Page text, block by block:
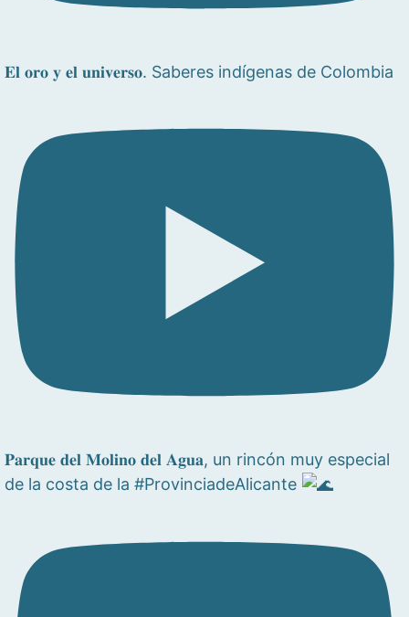
𝐄𝐥 𝐨𝐫𝐨 𝐲 𝐞𝐥 𝐮𝐧𝐢𝐯𝐞𝐫𝐬𝐨. Saberes indígenas de Colombia
𝐏𝐚𝐫𝐪𝐮𝐞 𝐝𝐞𝐥 𝐌𝐨𝐥𝐢𝐧𝐨 𝐝𝐞𝐥 𝐀𝐠𝐮𝐚, un rincón muy especial
de la costa de la #ProvinciadeAlicante